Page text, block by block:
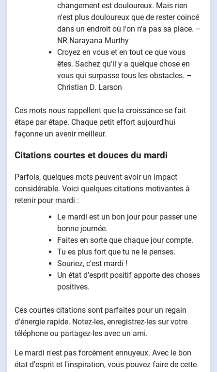
changement est douloureux. Mais rien
n'est plus douloureux que de rester coincé
dans un endroit où l'on n'a pas sa place. –
NR Narayana Murthy
Croyez en vous et en tout ce que vous
êtes. Sachez qu'il y a quelque chose en
vous qui surpasse tous les obstacles. –
Christian D. Larson
Ces mots nous rappellent que la croissance se fait
étape par étape. Chaque petit effort aujourd'hui
façonne un avenir meilleur.
Citations courtes et douces du mardi
Parfois, quelques mots peuvent avoir un impact
considérable. Voici quelques citations motivantes à
retenir pour mardi :
Le mardi est un bon jour pour passer une
bonne journée.
Faites en sorte que chaque jour compte.
Tu es plus fort que tu ne le penses.
Souriez, c'est mardi !
Un état d’esprit positif apporte des choses
positives.
Ces courtes citations sont parfaites pour un regain
d'énergie rapide. Notez-les, enregistrez-les sur votre
téléphone ou partagez-les avec un ami.
Le mardi n'est pas forcément ennuyeux. Avec le bon
état d'esprit et l'inspiration, vous pouvez faire de cette